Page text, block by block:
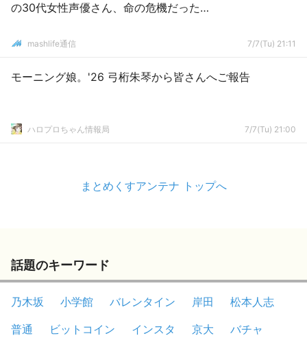
の30代女性声優さん、命の危機だった…
mashlife通信 7/7(Tu) 21:11
モーニング娘。'26 弓桁朱琴から皆さんへご報告
ハロプロちゃん情報局 7/7(Tu) 21:00
まとめくすアンテナ トップへ
話題のキーワード
乃木坂 小学館 バレンタイン 岸田
松本人志
普通
ビットコイン インスタ 京大
バチャ